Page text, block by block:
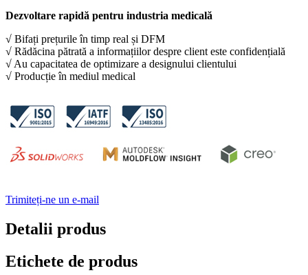
Dezvoltare rapidă pentru industria medicală
√ Bifați prețurile în timp real și DFM
√ Rădăcina pătrată a informațiilor despre client este confidențială
√ Au capacitatea de optimizare a designului clientului
√ Producție în mediul medical
Trimiteți-ne un e-mail
Detalii produs
Etichete de produs